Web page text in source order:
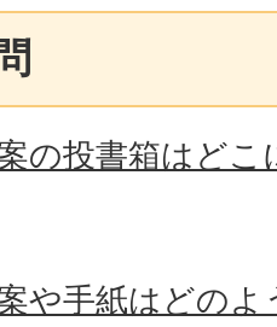
の投書箱はど
や手紙はどの